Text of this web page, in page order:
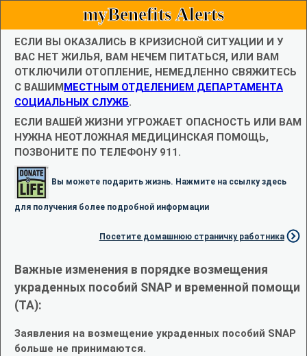
myBenefits Alerts
ЕСЛИ ВЫ ОКАЗАЛИСЬ В КРИЗИСНОЙ СИТУАЦИИ И У
ВАС НЕТ ЖИЛЬЯ, ВАМ НЕЧЕМ ПИТАТЬСЯ, ИЛИ ВАМ
ОТКЛЮЧИЛИ ОТОПЛЕНИЕ, НЕМЕДЛЕННО СВЯЖИТЕСЬ
С ВАШИММЕСТНЫМ ОТДЕЛЕНИЕМ ДЕПАРТАМЕНТА
СОЦИАЛЬНЫХ СЛУЖБ.
ЕСЛИ ВАШЕЙ ЖИЗНИ УГРОЖАЕТ ОПАСНОСТЬ ИЛИ ВАМ
НУЖНА НЕОТЛОЖНАЯ МЕДИЦИНСКАЯ ПОМОЩЬ,
ПОЗВОНИТЕ ПО ТЕЛЕФОНУ 911.
Вы можете подарить жизнь. Нажмите на ссылку здесь
для получения более подробной информации
Посетите домашнюю страничку работника
Важные изменения в порядке возмещения
украденных пособий SNAP и временной помощи
(TA):
Заявления на возмещение украденных пособий SNAP
больше не принимаются.